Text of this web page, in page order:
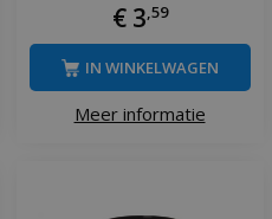
€ 3,59
Meer informatie
IN WINKELWAGEN